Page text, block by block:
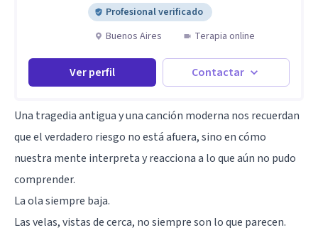
Profesional verificado
Buenos Aires
Terapia online
Ver perfil Contactar
Una tragedia antigua y una canción moderna nos recuerdan
que el verdadero riesgo no está afuera, sino en cómo
nuestra mente interpreta y reacciona a lo que aún no pudo
comprender.
La ola siempre baja.
Las velas, vistas de cerca, no siempre son lo que parecen.